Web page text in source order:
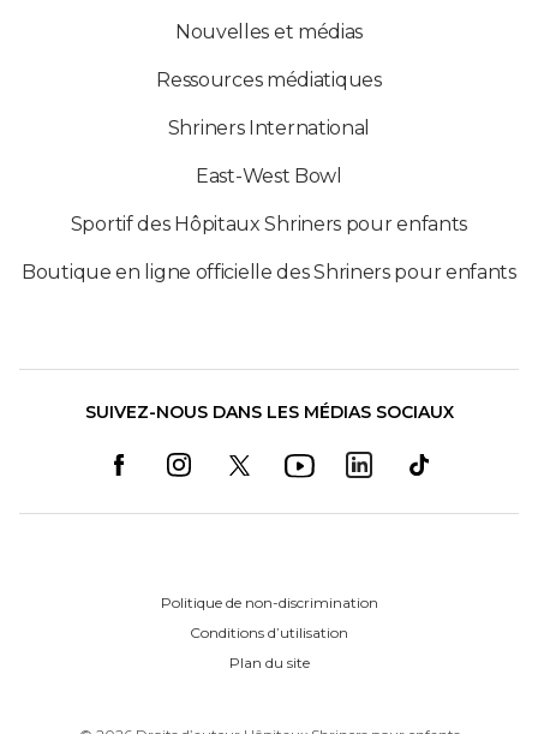
Nouvelles et médias
Ressources médiatiques
Shriners International
East-West Bowl
Sportif des Hôpitaux Shriners pour enfants
Boutique en ligne officielle des Shriners pour enfants
SUIVEZ-NOUS DANS LES MÉDIAS SOCIAUX
Politique de non-discrimination
Conditions d’utilisation
Plan du site